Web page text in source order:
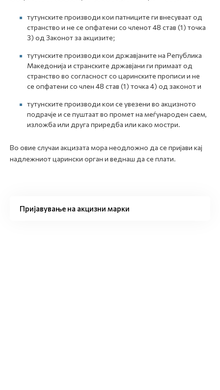
тутунските производи кои патниците ги внесуваат од
странство и не се опфатени со членот 48 став (1) точка
3) од Законот за акцизите;
тутунските производи кои државјаните на Република
Македонија и странските државјани ги примаат од
странство во согласност со царинските прописи и не
се опфатени со член 48 став (1) точка 4) од законот и
тутунските производи кои се увезени во акцизното
подрачје и се пуштаат во промет на меѓународен саем,
изложба или друга приредба или како мостри.
Во овие случаи акцизата мора неодложно да се пријави кај
надлежниот царински орган и веднаш да се плати.
Пријавување на акцизни марки